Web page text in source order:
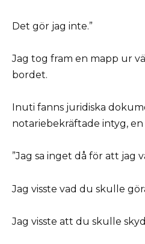
Det gör jag inte.”
Jag tog fram en mapp ur
bordet.
Inuti fanns juridiska
notariebekräftade intyg,
”Jag sa inget då för att jag
Jag visste vad du skulle
Jag visste att du skulle